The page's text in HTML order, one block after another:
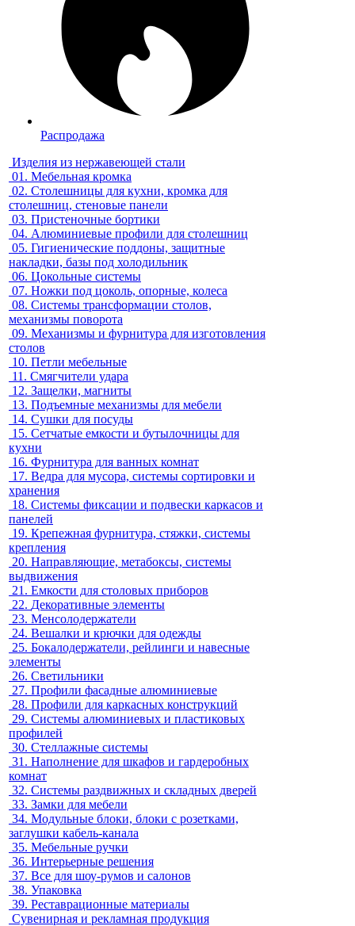
Распродажа
Изделия из нержавеющей стали
01. Мебельная кромка
02. Столешницы для кухни, кромка для
столешниц, стеновые панели
03. Пристеночные бортики
04. Алюминиевые профили для столешниц
05. Гигиенические поддоны, защитные
накладки, базы под холодильник
06. Цокольные системы
07. Ножки под цоколь, опорные, колеса
08. Системы трансформации столов,
механизмы поворота
09. Механизмы и фурнитура для изготовления
столов
10. Петли мебельные
11. Смягчители удара
12. Защелки, магниты
13. Подъемные механизмы для мебели
14. Сушки для посуды
15. Сетчатые емкости и бутылочницы для
кухни
16. Фурнитура для ванных комнат
17. Ведра для мусора, системы сортировки и
хранения
18. Системы фиксации и подвески каркасов и
панелей
19. Крепежная фурнитура, стяжки, системы
крепления
20. Направляющие, метабоксы, системы
выдвижения
21. Емкости для столовых приборов
22. Декоративные элементы
23. Менсолодержатели
24. Вешалки и крючки для одежды
25. Бокалодержатели, рейлинги и навесные
элементы
26. Светильники
27. Профили фасадные алюминиевые
28. Профили для каркасных конструкций
29. Системы алюминиевых и пластиковых
профилей
30. Стеллажные системы
31. Наполнение для шкафов и гардеробных
комнат
32. Системы раздвижных и складных дверей
33. Замки для мебели
34. Модульные блоки, блоки с розетками,
заглушки кабель-канала
35. Мебельные ручки
36. Интерьерные решения
37. Все для шоу-румов и салонов
38. Упаковка
39. Реставрационные материалы
Сувенирная и рекламная продукция